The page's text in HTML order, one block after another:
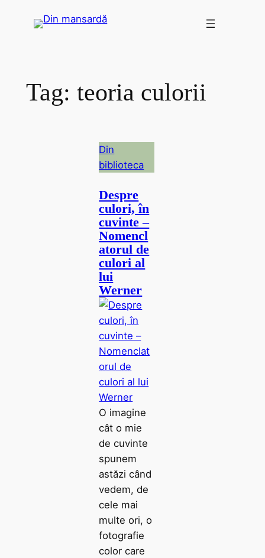
Tag: teoria culorii
Din
biblioteca
Despre
culori, în
cuvinte –
Nomencl
atorul de
culori al
lui
Werner
O imagine
cât o mie
de cuvinte
spunem
astăzi când
vedem, de
cele mai
multe ori, o
fotografie
color care